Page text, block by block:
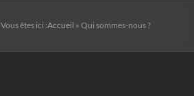
Vous êtes ici :Accueil » Qui sommes-nous ?